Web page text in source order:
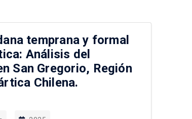
temprana y formal
Análisis del
San Gregorio, Región
Chilena.